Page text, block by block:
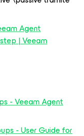
Agent
| Veeam
- Veeam Agent
- User Guide for